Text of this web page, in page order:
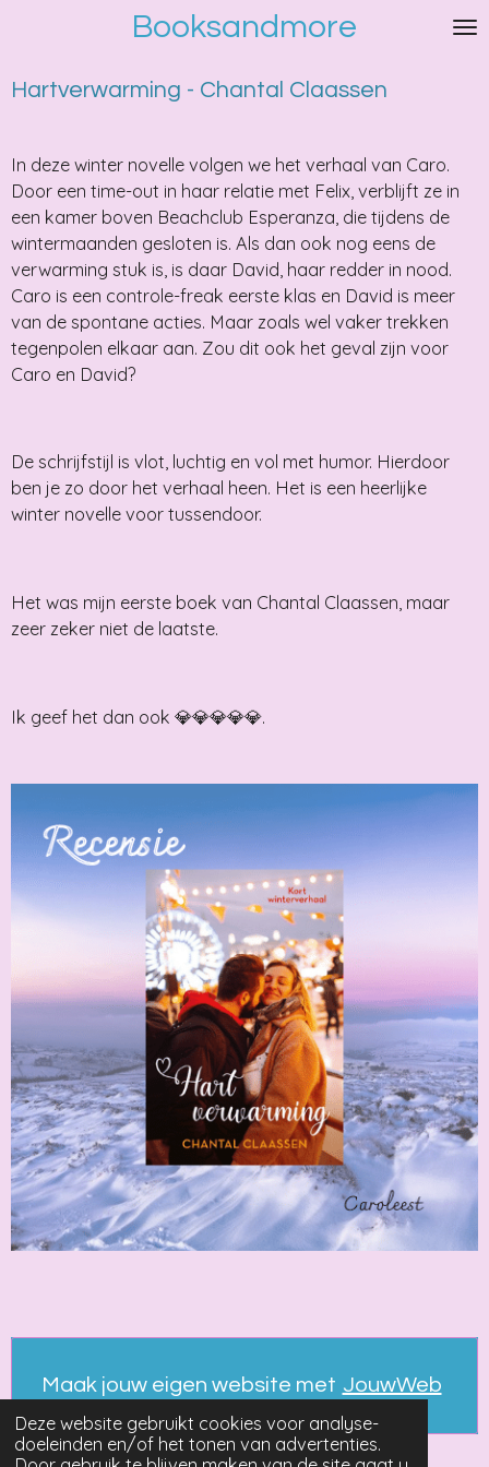
Deze website gebruikt cookies voor analyse-
doeleinden en/of het tonen van advertenties.
de
Booksandmore
Hartverwarming - Chantal Claassen
In deze winter novelle volgen we het verhaal van Caro.
Door een time-out in haar relatie met Felix, verblijft ze in
een kamer boven Beachclub Esperanza, die tijdens de
wintermaanden gesloten is. Als dan ook nog eens de
verwarming stuk is, is daar David, haar redder in nood.
Caro is een controle-freak eerste klas en David is meer
van de spontane acties. Maar zoals wel vaker trekken
tegenpolen elkaar aan. Zou dit ook het geval zijn voor
Caro en David?
De schrijfstijl is vlot, luchtig en vol met humor. Hierdoor
ben je zo door het verhaal heen. Het is een heerlijke
winter novelle voor tussendoor.
Het was mijn eerste boek van Chantal Claassen, maar
zeer zeker niet de laatste.
Ik geef het dan ook 💎💎💎💎💎.
Maak jouw eigen website met JouwWeb